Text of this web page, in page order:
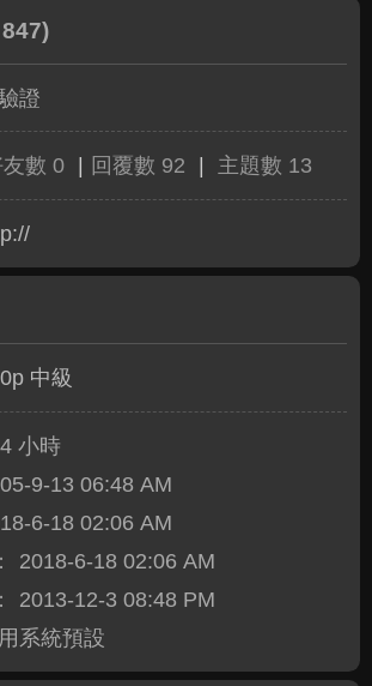
證
友數 0 回覆數 92 主題數 13
中級
小時
9-13 06:48 AM
6-18 02:06 AM
2018-6-18 02:06 AM
2013-12-3 08:48 PM
系統預設